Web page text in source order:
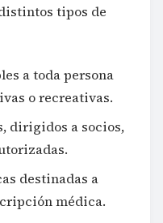
tipos de
a toda persona
o recreativas.
dirigidos a socios,
destinadas a
médica.